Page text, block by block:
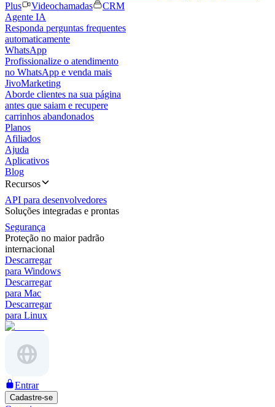
Plus
Videochamadas
CRM
Agente IA
Responda perguntas frequentes
automaticamente
WhatsApp
Profissionalize o atendimento
no WhatsApp e venda mais
JivoMarketing
Aborde clientes na sua página
antes que saiam e recupere
carrinhos abandonados
Planos
Afiliados
Ajuda
Aplicativos
Blog
Recursos
API para desenvolvedores
Soluções integradas e prontas
Segurança
Proteção no maior padrão
internacional
Descarregar
para Windows
Descarregar
para Mac
Descarregar
para Linux
Entrar
Cadastre-se